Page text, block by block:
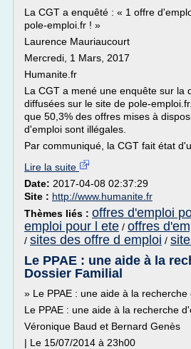
La CGT a enquêté : « 1 offre
pole-emploi.fr ! »
Laurence Mauriaucourt
Mercredi, 1 Mars, 2017
Humanite.fr
La CGT a mené une enquête sur la
diffusées sur le site de pole-
que 50,3% des offres mises à
d'emploi sont illégales.
Par communiqué, la CGT fait état
Lire la suite
Date: 2017-04-08 02:37:29
Site : http://www.humanite.fr
Thèmes liés : offres d'emploi
emploi pour l ete / offres
/ sites des offre d emploi /
Le PPAE : une aide à la
Dossier Familial
» Le PPAE : une aide à la recherche
Le PPAE : une aide à la recherche
Véronique Baud et Bernard Genès
| Le 15/07/2014 à 23h00